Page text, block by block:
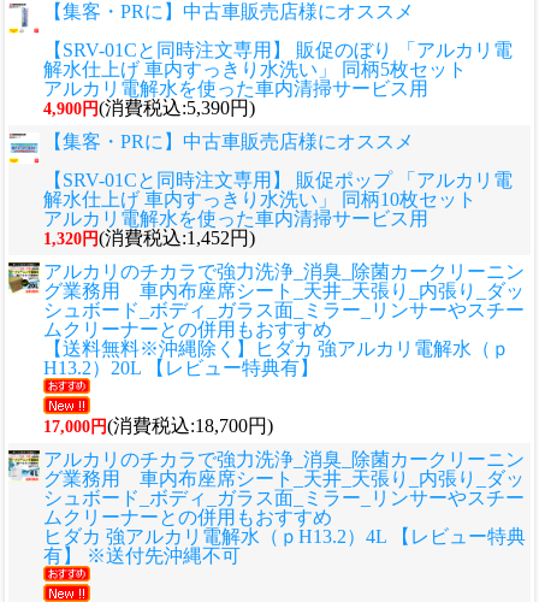
【集客・PRに】中古車販売店様にオススメ
【SRV-01Cと同時注文専用】 販促のぼり 「アルカリ電
解水仕上げ 車内すっきり水洗い」 同柄5枚セット
アルカリ電解水を使った車内清掃サービス用
4,900円(消費税込:5,390円)
【集客・PRに】中古車販売店様にオススメ
【SRV-01Cと同時注文専用】 販促ポップ 「アルカリ電
解水仕上げ 車内すっきり水洗い」 同柄10枚セット
アルカリ電解水を使った車内清掃サービス用
1,320円(消費税込:1,452円)
アルカリのチカラで強力洗浄_消臭_除菌カークリーニン
グ業務用 車内布座席シート_天井_天張り_内張り_ダッ
シュボード_ボディ_ガラス面_ミラー_リンサーやスチー
ムクリーナーとの併用もおすすめ
【送料無料※沖縄除く】ヒダカ 強アルカリ電解水（ｐ
H13.2）20L 【レビュー特典有】
17,000円(消費税込:18,700円)
アルカリのチカラで強力洗浄_消臭_除菌カークリーニン
グ業務用 車内布座席シート_天井_天張り_内張り_ダッ
シュボード_ボディ_ガラス面_ミラー_リンサーやスチー
ムクリーナーとの併用もおすすめ
ヒダカ 強アルカリ電解水（ｐH13.2）4L 【レビュー特典
有】 ※送付先沖縄不可